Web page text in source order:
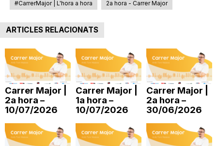
g
o
n
a
#CarrerMajor | L'hora a hora 2a hora - Carrer Major
ARTICLES RELACIONATS
Carrer Major |
2a hora –
10/07/2026
Carrer Major |
1a hora –
10/07/2026
Carrer Major |
2a hora –
30/06/2026